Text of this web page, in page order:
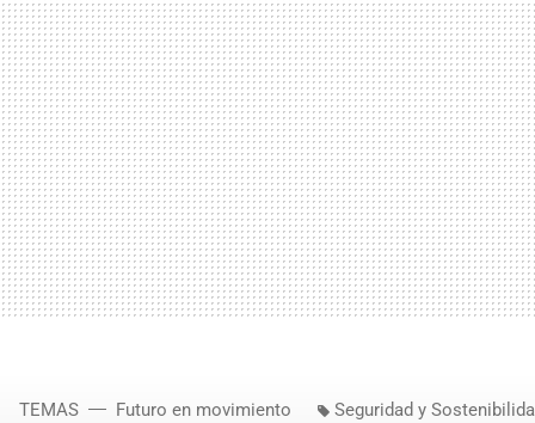
TEMAS Futuro en movimiento Seguridad y